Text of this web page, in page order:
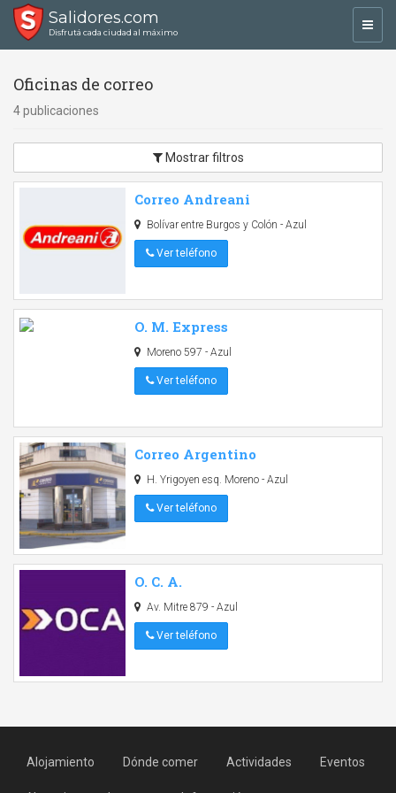
Salidores.com
Disfrutá cada ciudad al máximo
Oficinas de correo
4 publicaciones
Mostrar filtros
Correo Andreani
Bolívar entre Burgos y Colón - Azul
Ver teléfono
O. M. Express
Moreno 597 - Azul
Ver teléfono
Correo Argentino
H. Yrigoyen esq. Moreno - Azul
Ver teléfono
O. C. A.
Av. Mitre 879 - Azul
Ver teléfono
Alojamiento Dónde comer Actividades Eventos